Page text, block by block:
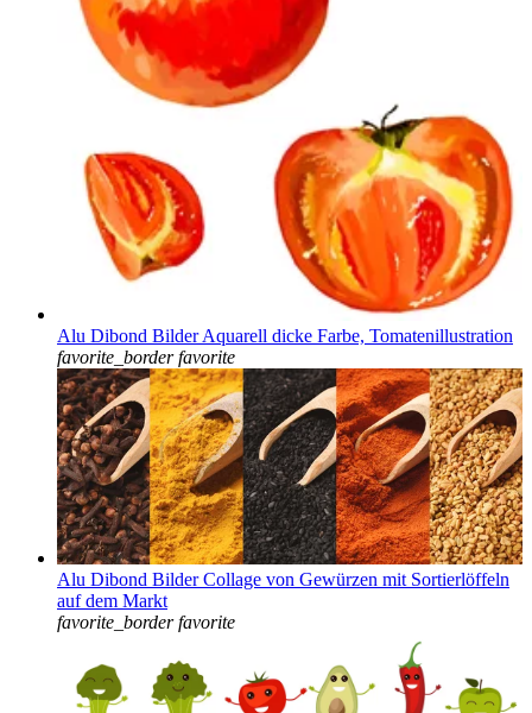
Alu Dibond Bilder Aquarell dicke Farbe, Tomatenillustration
favorite_border favorite
Alu Dibond Bilder Collage von Gewürzen mit Sortierlöffeln
auf dem Markt
favorite_border favorite